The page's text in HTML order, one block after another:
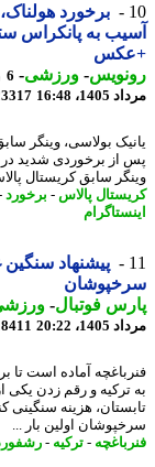
برخورد هولناک،
به پانکراس
-ورزشی-
16:48
بولاسی، وینگر سابق
برخوردی شدید در
سابق کریستال پالاس و
پالاس-برخورد-
پیشنهاد سنگین
فوتبال-ورزشی-
20:22
آماده است تا
و رقم زدن یکی از
هزینه سنگینی کند.
اولین بار ...
-ترکیه-رشفورد-